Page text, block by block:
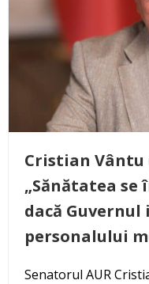
Cristian Vântu
„Sănătatea se
dacă
personalului
Senatorul AUR